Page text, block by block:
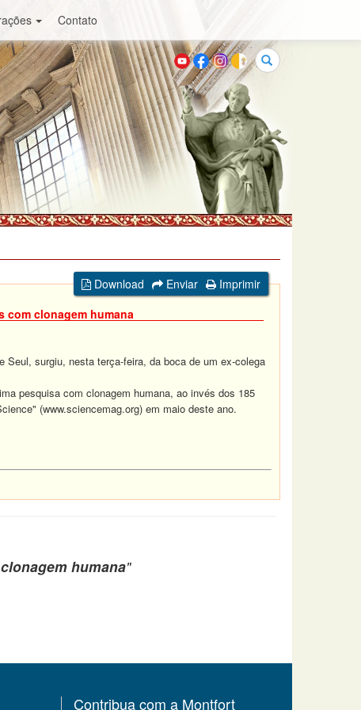
Contato
Buscar
Download Enviar
Imprimir
com clonagem humana
Seul, surgiu, nesta terça-feira, da boca de um ex-colega
pesquisa com clonagem humana, ao invés dos 185
(www.sciencemag.org) em maio deste ano.
humana"
Contribua com a Montfort